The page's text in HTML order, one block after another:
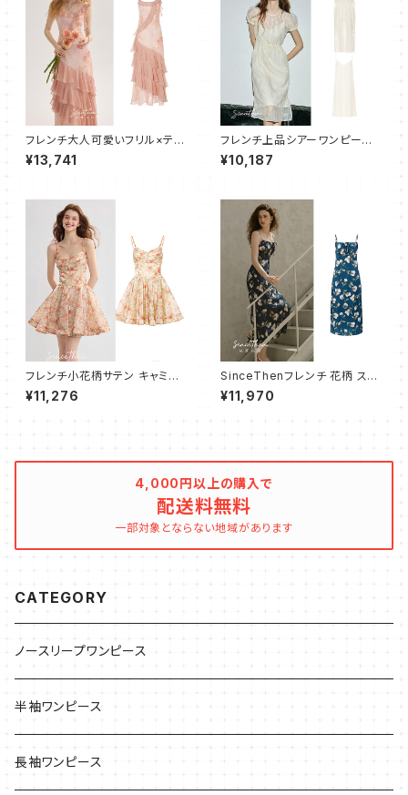
フレンチ大人可愛いフリル×ティ
アードキャミワンピース
¥13,741
フレンチ上品シアーワンピース×
キャミワンピ 2点セット
¥10,187
フレンチ小花柄サテン キャミワ
ンピース フレアシルエット
¥11,276
SinceThenフレンチ 花柄 スリ
ム キャミソール ワンピース ロン
グ
¥11,970
4,000円以上の購入で
配送料無料
一部対象とならない地域があります
CATEGORY
ノースリープワンピース
半袖ワンピース
長袖ワンピース